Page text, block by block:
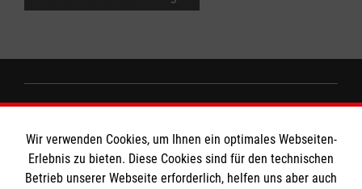
Impressum
Wir verwenden Cookies, um Ihnen ein optimales Webseiten-
Erlebnis zu bieten. Diese Cookies sind für den technischen
Betrieb unserer Webseite erforderlich, helfen uns aber auch